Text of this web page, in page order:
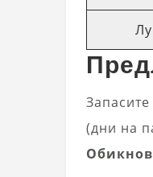
(дни на